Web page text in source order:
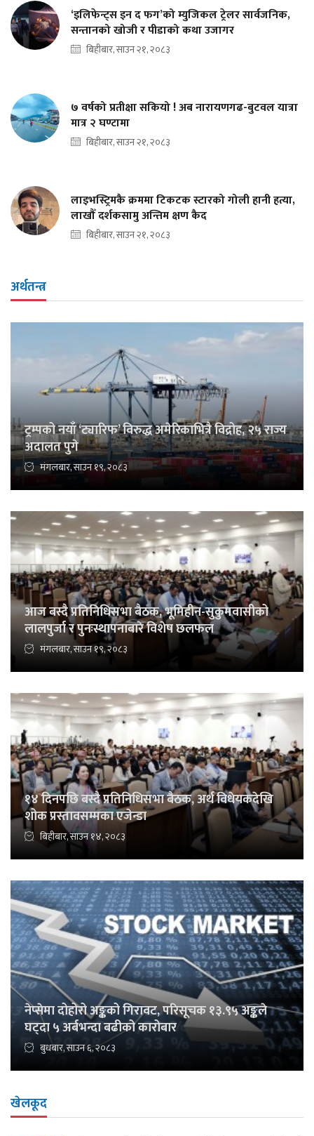
‘इलिफेन्ट्स इन द फग’को म्युजिकल ट्रेलर सार्वजनिक,
सन्तानको खोजी र पीडाको कथा उजागर
बिहीबार, साउन २१, २०८३
७ वर्षको प्रतीक्षा सकियो ! अब नारायणगढ-बुटवल यात्रा
मात्र २ घण्टामा
बिहीबार, साउन २१, २०८३
लाइभस्ट्रिमकै क्रममा टिकटक स्टारको गोली हानी हत्या,
लाखौँ दर्शकसामु अन्तिम क्षण कैद
बिहीबार, साउन २१, २०८३
अर्थतन्त्र
ट्रम्पको नयाँ ‘ट्यारिफ’ विरुद्ध अमेरिकाभित्रै विद्रोह, २५ राज्य
अदालत पुगे
मंगलबार, साउन १९, २०८३
आज बस्दै प्रतिनिधिसभा बैठक, भूमिहीन-सुकुमवासीको
लालपुर्जा र पुनःस्थापनाबारे विशेष छलफल
मंगलबार, साउन १९, २०८३
१४ दिनपछि बस्दै प्रतिनिधिसभा बैठक, अर्थ विधेयकदेखि
शोक प्रस्तावसम्मका एजेन्डा
बिहीबार, साउन १४, २०८३
नेप्सेमा दोहोरो अङ्कको गिरावट, परिसूचक १३.९५ अङ्कले
घट्दा ५ अर्बभन्दा बढीको कारोबार
बुधबार, साउन ६, २०८३
खेलकूद